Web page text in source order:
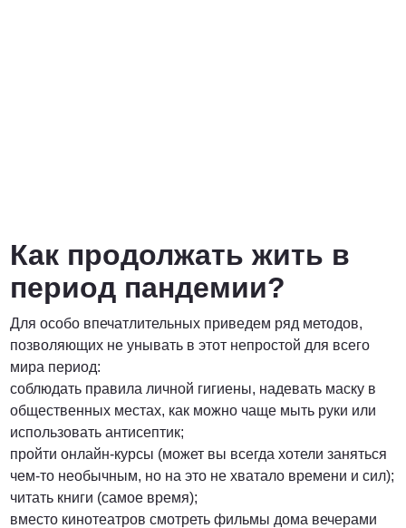
Как продолжать жить в
период пандемии?
Для особо впечатлительных приведем ряд методов,
позволяющих не унывать в этот непростой для всего
мира период:
соблюдать правила личной гигиены, надевать маску в
общественных местах, как можно чаще мыть руки или
использовать антисептик;
пройти онлайн-курсы (может вы всегда хотели заняться
чем-то необычным, но на это не хватало времени и сил);
читать книги (самое время);
вместо кинотеатров смотреть фильмы дома вечерами